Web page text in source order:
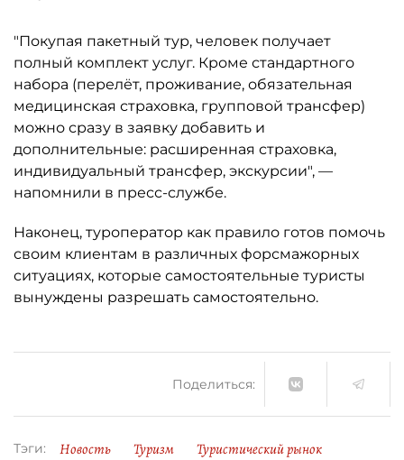
"Покупая пакетный тур, человек получает
полный комплект услуг. Кроме стандартного
набора (перелёт, проживание, обязательная
медицинская страховка, групповой трансфер)
можно сразу в заявку добавить и
дополнительные: расширенная страховка,
индивидуальный трансфер, экскурсии", —
напомнили в пресс-службе.
Наконец, туроператор как правило готов помочь
своим клиентам в различных форсмажорных
ситуациях, которые самостоятельные туристы
вынуждены разрешать самостоятельно.
Поделиться:
Тэги: Новость Туризм
Туристический рынок